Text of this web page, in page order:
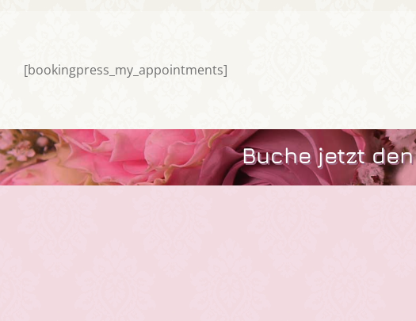
[bookingpress_my_appointments]
Buche jetzt